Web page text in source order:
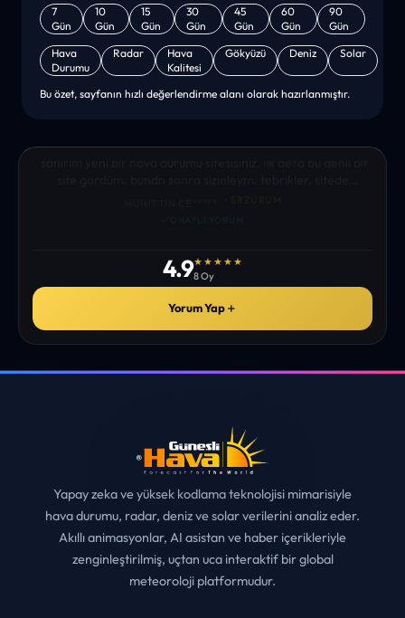
7
Gün
10
Gün
15
Gün
30
Gün
45
Gün
60
Gün
90
Gün
Hava
Durumu
Radar
Hava
Kalitesi
Gökyüzü Deniz Solar
Bu özet, sayfanın hızlı değerlendirme alanı olarak hazırlanmıştır.
4.9★★★★★
8 Oy
Yorum Yap＋
Yapay zeka ve yüksek kodlama teknolojisi mimarisiyle
hava durumu, radar, deniz ve solar verilerini analiz eder.
Akıllı animasyonlar, AI asistan ve haber içerikleriyle
zenginleştirilmiş, uçtan uca interaktif bir global
meteoroloji platformudur.